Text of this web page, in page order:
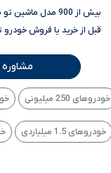
بیش از 900 مدل ماشین تو بازار هست!
قبل از خرید یا فروش
خودروهای 250 میلیونی
خودروهای 1.5 میلیاردی